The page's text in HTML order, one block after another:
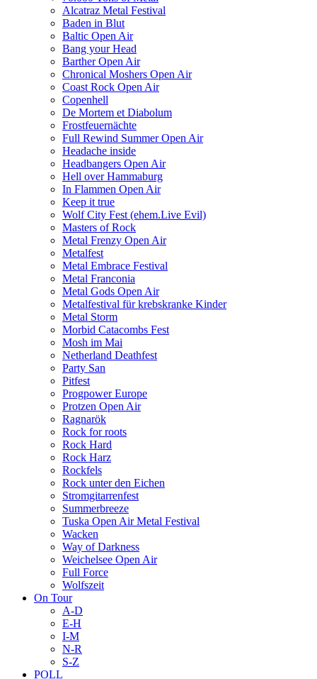
Alcatraz Metal Festival
Baden in Blut
Baltic Open Air
Bang your Head
Barther Open Air
Chronical Moshers Open Air
Coast Rock Open Air
Copenhell
De Mortem et Diabolum
Frostfeuernächte
Full Rewind Summer Open Air
Headache inside
Headbangers Open Air
Hell over Hammaburg
In Flammen Open Air
Keep it true
Wolf City Fest (ehem.Live Evil)
Masters of Rock
Metal Frenzy Open Air
Metalfest
Metal Embrace Festival
Metal Franconia
Metal Gods Open Air
Metalfestival für krebskranke Kinder
Metal Storm
Morbid Catacombs Fest
Mosh im Mai
Netherland Deathfest
Party San
Pitfest
Progpower Europe
Protzen Open Air
Ragnarök
Rock for roots
Rock Hard
Rock Harz
Rockfels
Rock unter den Eichen
Stromgitarrenfest
Summerbreeze
Tuska Open Air Metal Festival
Wacken
Way of Darkness
Weichelsee Open Air
Full Force
Wolfszeit
On Tour
A-D
E-H
I-M
N-R
S-Z
POLL